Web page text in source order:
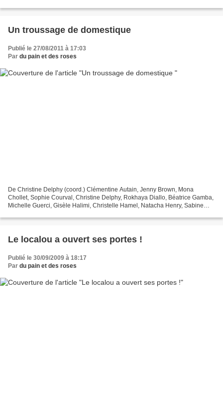
Un troussage de domestique
Publié le 27/08/2011 à 17:03
Par du pain et des roses
De Christine Delphy (coord.) Clémentine Autain, Jenny Brown, Mona
Chollet, Sophie Courval, Christine Delphy, Rokhaya Diallo, Béatrice Gamba,
Michelle Guerci, Gisèle Halimi, Christelle Hamel, Natacha Henry, Sabine
Le localou a ouvert ses portes !
Publié le 30/09/2009 à 18:17
Par du pain et des roses